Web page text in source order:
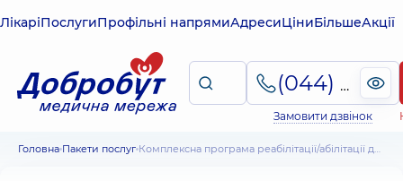
ЛікаріПослугиПрофільні напрямиАдресиЦіниБільшеАкції
(044) 495-2-888
Замовити дзвінок
Головна Пакети послуг Комплексна програма реабілітації/абілітації для дітей з особливостями психомоторного розвитку (32 заняття)